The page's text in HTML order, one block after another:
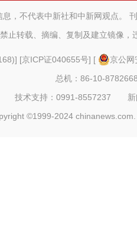
息，不代表中新社和中新网观点。
止转载、摘编、复制及建立镜像，
] [京ICP证040655号] [
京公
总机：86-10-
技术支持：0991-8557237
©1999-2024